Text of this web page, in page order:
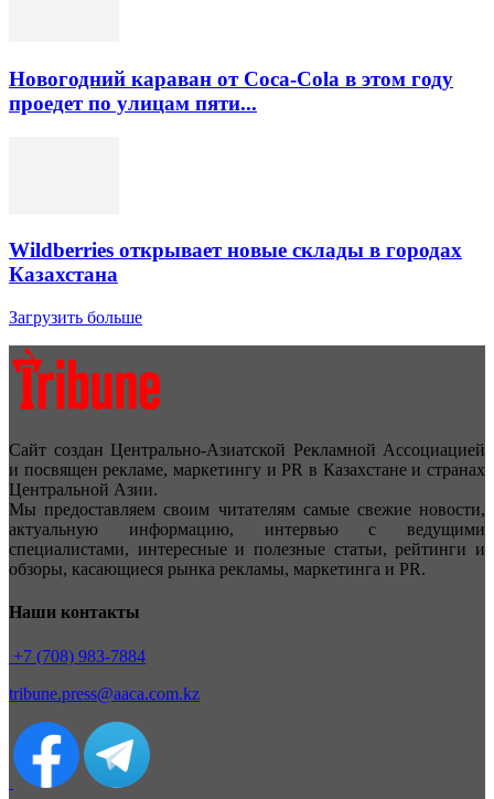
Новогодний караван от Coca-Cola в этом году
проедет по улицам пяти...
Wildberries открывает новые склады в городах
Казахстана
Загрузить больше
Сайт создан Центрально-Азиатской Рекламной Ассоциацией
и посвящен рекламе, маркетингу и PR в Казахстане и странах
Центральной Азии.
Мы предоставляем своим читателям самые свежие новости,
актуальную информацию, интервью с ведущими
специалистами, интересные и полезные статьи, рейтинги и
обзоры, касающиеся рынка рекламы, маркетинга и PR.
Наши контакты
+7 (708) 983-7884
tribune.press@aaca.com.kz